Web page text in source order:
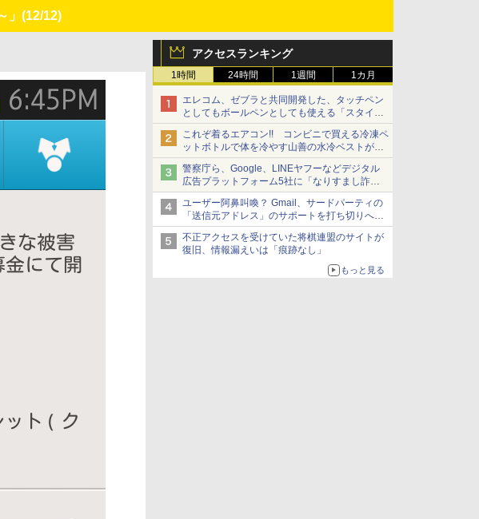
」 (12/12)
アクセスランキング
1時間 24時間 1週間 1カ月
エレコム、ゼブラと共同開発した、タッチペン
としてもボールペンとしても使える「スタイラ
スツーウェイ」発売 iPadにも紙にも、持ち替
えずに書き込める
これぞ着るエアコン!! コンビニで買える冷凍ペ
ットボトルで体を冷やす山善の水冷ベストがロ
ードバイクにちょうどいい【ぼっち・ざ・ろー
ど！その14】【空いた時間でなにしてる？】
警察庁ら、Google、LINEヤフーなどデジタル
広告プラットフォーム5社に「なりすまし詐欺
広告」対策強化を要請 著名人の写真や映像を
使った投資詐欺などへの対策として
ユーザー阿鼻叫喚？ Gmail、サードパーティの
「送信元アドレス」のサポートを打ち切りへ
【やじうまWatch】
不正アクセスを受けていた将棋連盟のサイトが
復旧、情報漏えいは「痕跡なし」
もっと見る